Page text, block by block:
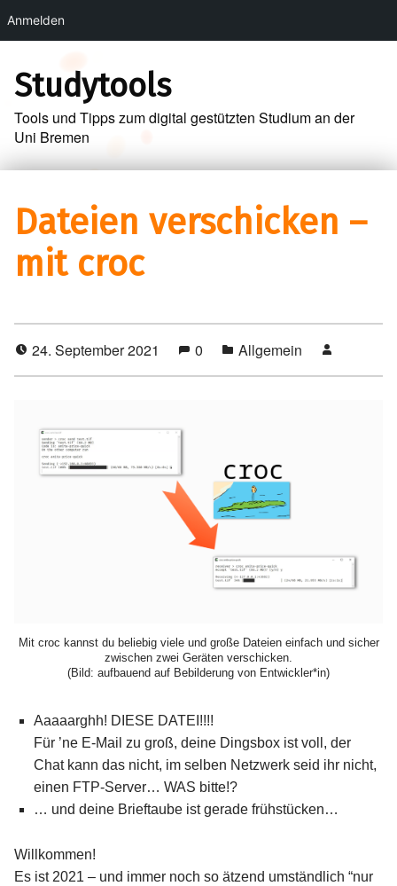
Anmelden
Skip to main navigation
Skip to main content
Skip to footer
Studytools
Tools und Tipps zum digital gestützten Studium an der
Uni Bremen
Dateien verschicken –
mit croc
24. September 2021 0 Allgemein
Mit croc kannst du beliebig viele und große Dateien einfach und sicher
zwischen zwei Geräten verschicken.
(Bild: aufbauend auf Bebilderung von Entwickler*in)
Aaaaarghh! DIESE DATEI!!!!
Für ’ne E-Mail zu groß, deine Dingsbox ist voll, der
Chat kann das nicht, im selben Netzwerk seid ihr nicht,
einen FTP-Server… WAS bitte!?
… und deine Brieftaube ist gerade frühstücken…
Willkommen!
Es ist 2021 – und immer noch so ätzend umständlich “nur